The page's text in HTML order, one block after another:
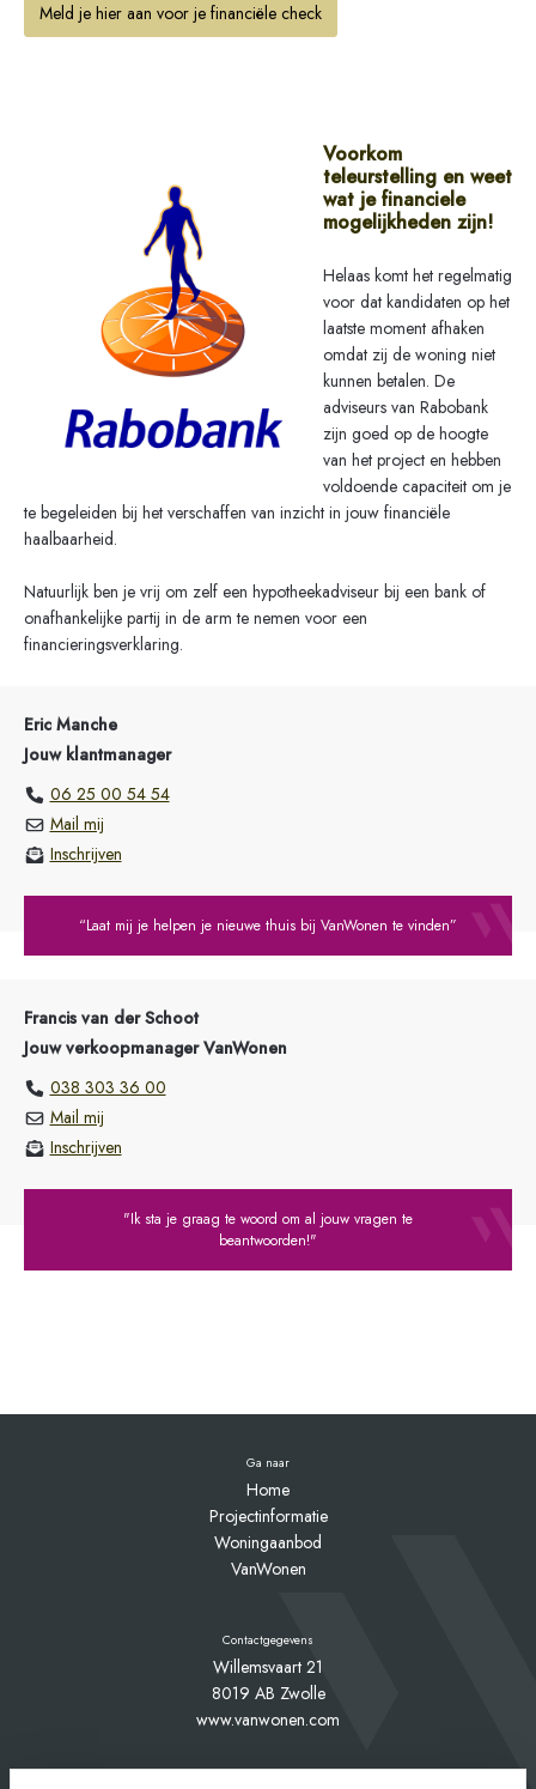
Meld je hier aan voor je financiële check
Voorkom
teleurstelling en weet
wat je financiele
mogelijkheden zijn!
Helaas komt het regelmatig
voor dat kandidaten op het
laatste moment afhaken
omdat zij de woning niet
kunnen betalen. De
adviseurs van Rabobank
zijn goed op de hoogte
van het project en hebben
voldoende capaciteit om je
te begeleiden bij het verschaffen van inzicht in jouw financiële
haalbaarheid.
Natuurlijk ben je vrij om zelf een hypotheekadviseur bij een bank of
onafhankelijke partij in de arm te nemen voor een
financieringsverklaring.
Eric Manche
Jouw klantmanager
06 25 00 54 54
Mail mij
Inschrijven
“Laat mij je helpen je nieuwe thuis bij VanWonen te vinden”
Francis van der Schoot
Jouw verkoopmanager VanWonen
038 303 36 00
Mail mij
Inschrijven
"Ik sta je graag te woord om al jouw vragen te
beantwoorden!"
Ga naar
Home
Projectinformatie
Woningaanbod
VanWonen
Contactgegevens
Willemsvaart 21
8019 AB Zwolle
www.vanwonen.com